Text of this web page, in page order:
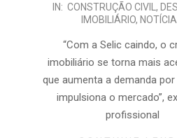
2024-
IN: CONSTRUÇÃO CIVIL,
IMOBILIÁRIO,
“Com a Selic caindo, o
imobiliário se torna mais
que aumenta a demanda
impulsiona o mercado”,
profissional